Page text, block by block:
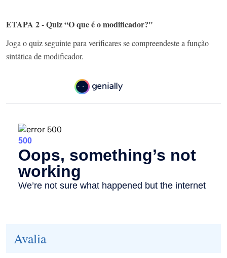
ETAPA 2 - Quiz “O que é o modificador?"
Joga o quiz seguinte para verificares se compreendeste a função
sintática de modificador.
Avalia